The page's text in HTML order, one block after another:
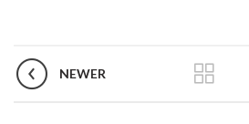
NEWER